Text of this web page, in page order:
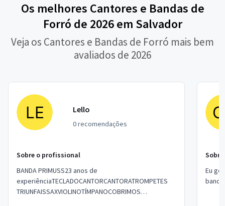
Os melhores Cantores e Bandas de
Forró de 2026 em Salvador
Veja os Cantores e Bandas de Forró mais bem
avaliados de 2026
Lello
0 recomendações
Sobre o profissional
BANDA PRIMUSS23 anos de
experiênciaTECLADOCANTORCANTORATROMPETES
TRIUNFAISSAXVIOLINOTÍMPANOCOBRIMOS
Eu